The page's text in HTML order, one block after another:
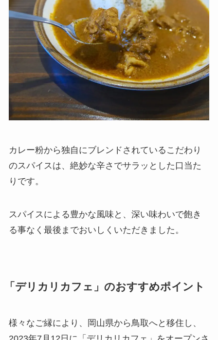
カレー粉から独自にブレンドされているこだわり
のスパイスは、絶妙な辛さでサラッとした口当た
りです。
スパイスによる豊かな風味と、深い味わいで飽き
る事なく最後までおいしくいただきました。
「デリカリカフェ」のおすすめポイント
様々なご縁により、岡山県から鳥取へと移住し、